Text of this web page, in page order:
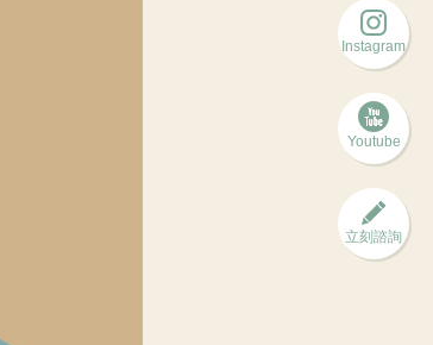
Instagram
Youtube
立刻諮詢